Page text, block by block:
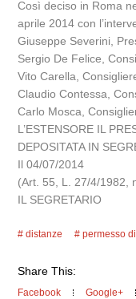
Così deciso in Roma
aprile 2014 con
Giuseppe Severini,
Sergio De Felice,
Vito Carella,
Claudio Contessa,
Carlo Mosca,
L’ESTENSORE IL
DEPOSITATA IN
Il 04/07/2014
(Art. 55, L. 27/4/1982,
IL SEGRETARIO
distanze permesso
Share This:
Facebook Google+